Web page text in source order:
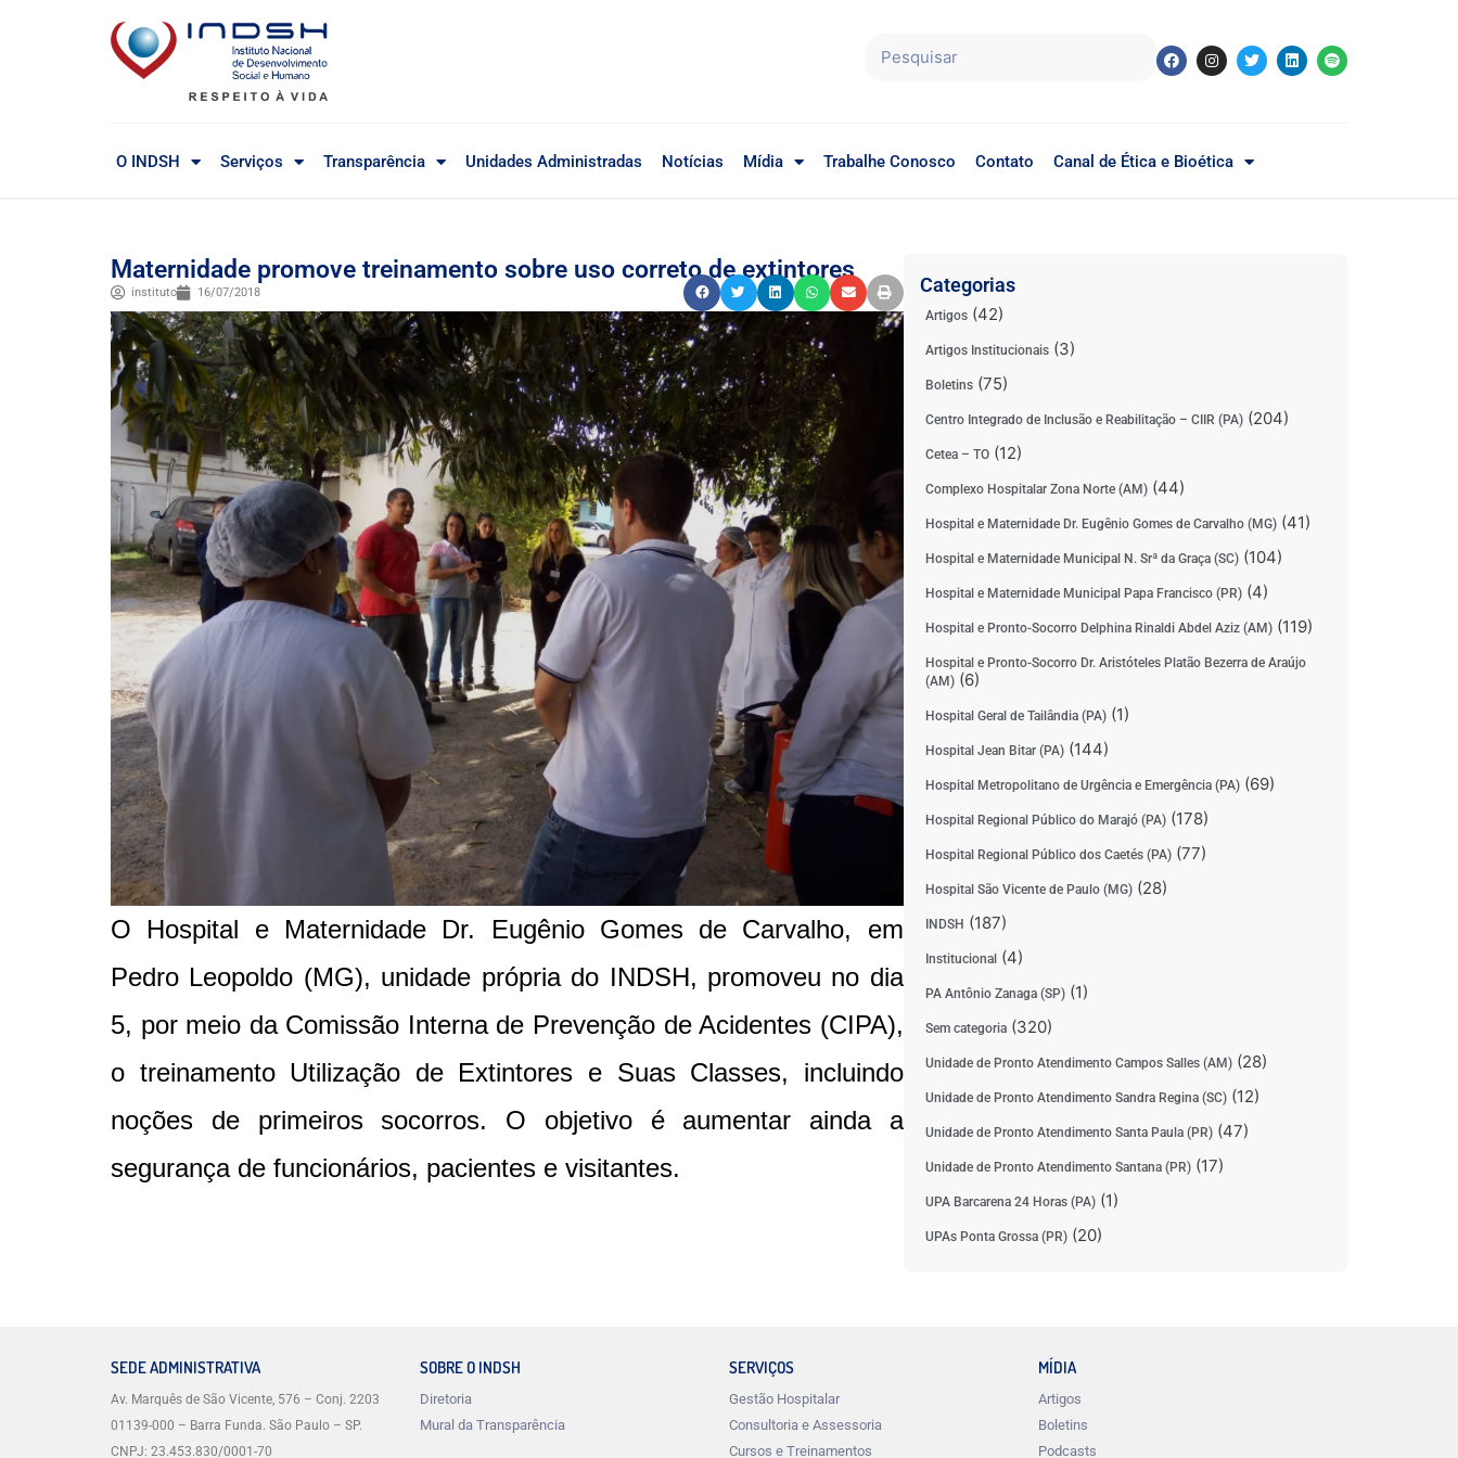
O INDSH Serviços Transparência Unidades Administradas Notícias Mídia Trabalhe Conosco Contato Canal de Ética e Bioética
Maternidade promove treinamento sobre uso correto de extintores
instituto 16/07/2018
O Hospital e Maternidade Dr. Eugênio Gomes de Carvalho, em
Pedro Leopoldo (MG), unidade própria do INDSH, promoveu no dia
5, por meio da Comissão Interna de Prevenção de Acidentes (CIPA),
o treinamento Utilização de Extintores e Suas Classes, incluindo
noções de primeiros socorros. O objetivo é aumentar ainda a
segurança de funcionários, pacientes e visitantes.
Categorias
Artigos(42)
Artigos Institucionais(3)
Boletins(75)
Centro Integrado de Inclusão e Reabilitação – CIIR (PA)(204)
Cetea – TO(12)
Complexo Hospitalar Zona Norte (AM)(44)
Hospital e Maternidade Dr. Eugênio Gomes de Carvalho (MG)(41)
Hospital e Maternidade Municipal N. Srª da Graça (SC)(104)
Hospital e Maternidade Municipal Papa Francisco (PR)(4)
Hospital e Pronto-Socorro Delphina Rinaldi Abdel Aziz (AM)(119)
Hospital e Pronto-Socorro Dr. Aristóteles Platão Bezerra de Araújo
(AM)(6)
Hospital Geral de Tailândia (PA)(1)
Hospital Jean Bitar (PA)(144)
Hospital Metropolitano de Urgência e Emergência (PA)(69)
Hospital Regional Público do Marajó (PA)(178)
Hospital Regional Público dos Caetés (PA)(77)
Hospital São Vicente de Paulo (MG)(28)
INDSH (187)
Institucional(4)
PA Antônio Zanaga (SP)(1)
Sem categoria(320)
Unidade de Pronto Atendimento Campos Salles (AM)(28)
Unidade de Pronto Atendimento Sandra Regina (SC)(12)
Unidade de Pronto Atendimento Santa Paula (PR)(47)
Unidade de Pronto Atendimento Santana (PR)(17)
UPA Barcarena 24 Horas (PA)(1)
UPAs Ponta Grossa (PR)(20)
SEDE ADMINISTRATIVA
Av. Marquês de São Vicente, 576 – Conj. 2203
01139-000 – Barra Funda. São Paulo – SP.
CNPJ: 23.453.830/0001-70
SOBRE O INDSH
Diretoria
Mural da Transparência
SERVIÇOS
Gestão Hospitalar
Consultoria e Assessoria
Cursos e Treinamentos
MÍDIA
Artigos
Boletins
Podcasts